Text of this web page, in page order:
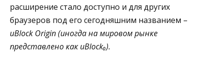
расширение стало доступно и для других
браузеров под его сегодняшним названием –
uBlock Origin (иногда на мировом рынке
представлено как uBlock₀).